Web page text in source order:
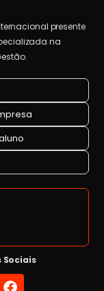
presente
na
Sociais
F